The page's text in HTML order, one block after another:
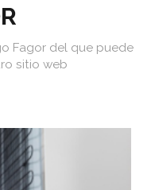
Fagor del que puede
sitio web